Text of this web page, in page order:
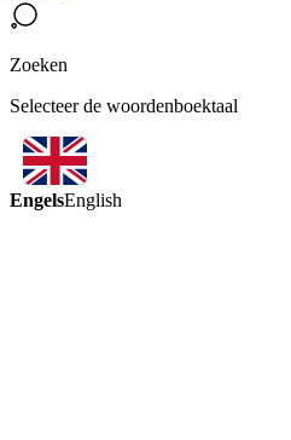
Zoeken
Selecteer de woordenboektaal
EngelsEnglish